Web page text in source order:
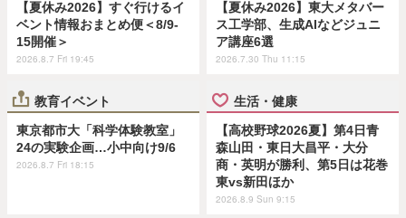
【夏休み2026】すぐ行けるイ
ベント情報おまとめ便＜8/9-
15開催＞
2026.8.7 Fri 19:45
【夏休み2026】東大メタバー
ス工学部、生成AIなどジュニ
ア講座6選
2026.7.30 Thu 11:15
教育イベント
東京都市大「科学体験教室」
24の実験企画…小中向け9/6
2026.8.7 Fri 18:15
生活・健康
【高校野球2026夏】第4日青
森山田・東日大昌平・大分
商・英明が勝利、第5日は花巻
東vs新田ほか
2026.8.9 Sun 9:15